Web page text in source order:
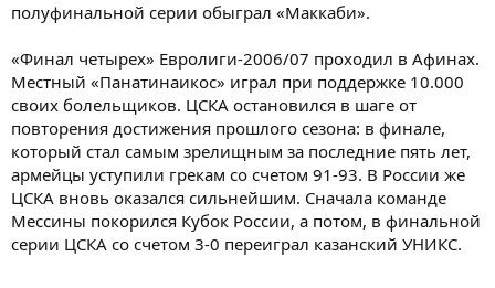
полуфинальной серии обыграл «Маккаби».
«Финал четырех» Евролиги-2006/07 проходил в Афинах.
Местный «Панатинаикос» играл при поддержке 10.000
своих болельщиков. ЦСКА остановился в шаге от
повторения достижения прошлого сезона: в финале,
который стал самым зрелищным за последние пять лет,
армейцы уступили грекам со счетом 91-93. В России же
ЦСКА вновь оказался сильнейшим. Сначала команде
Мессины покорился Кубок России, а потом, в финальной
серии ЦСКА со счетом 3-0 переиграл казанский УНИКС.